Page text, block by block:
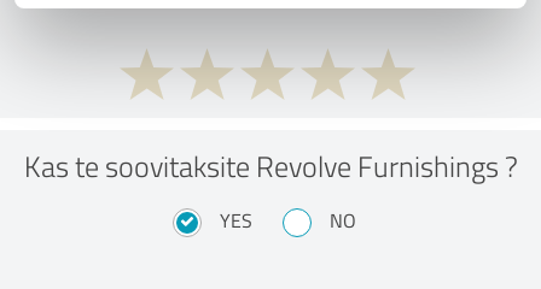
Kas te soovitaksite Revolve Furnishings ?
YES NO